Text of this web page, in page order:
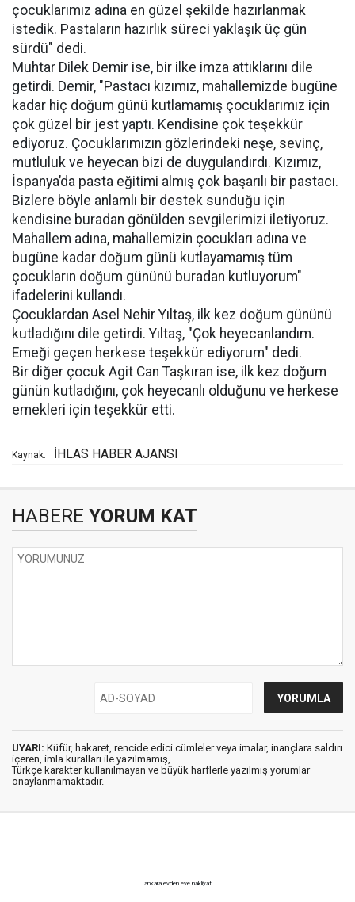
çocuklarımız adına en güzel şekilde hazırlanmak
istedik. Pastaların hazırlık süreci yaklaşık üç gün
sürdü" dedi.
Muhtar Dilek Demir ise, bir ilke imza attıklarını dile
getirdi. Demir, "Pastacı kızımız, mahallemizde bugüne
kadar hiç doğum günü kutlamamış çocuklarımız için
çok güzel bir jest yaptı. Kendisine çok teşekkür
ediyoruz. Çocuklarımızın gözlerindeki neşe, sevinç,
mutluluk ve heyecan bizi de duygulandırdı. Kızımız,
İspanya’da pasta eğitimi almış çok başarılı bir pastacı.
Bizlere böyle anlamlı bir destek sunduğu için
kendisine buradan gönülden sevgilerimizi iletiyoruz.
Mahallem adına, mahallemizin çocukları adına ve
bugüne kadar doğum günü kutlayamamış tüm
çocukların doğum gününü buradan kutluyorum"
ifadelerini kullandı.
Çocuklardan Asel Nehir Yıltaş, ilk kez doğum gününü
kutladığını dile getirdi. Yıltaş, "Çok heyecanlandım.
Emeği geçen herkese teşekkür ediyorum" dedi.
Bir diğer çocuk Agit Can Taşkıran ise, ilk kez doğum
günün kutladığını, çok heyecanlı olduğunu ve herkese
emekleri için teşekkür etti.
Kaynak: İHLAS HABER AJANSI
HABERE YORUM KAT
UYARI: Küfür, hakaret, rencide edici cümleler veya imalar, inançlara saldırı
içeren, imla kuralları ile yazılmamış,
Türkçe karakter kullanılmayan ve büyük harflerle yazılmış yorumlar
onaylanmamaktadır.
ankara evden eve nakliyat